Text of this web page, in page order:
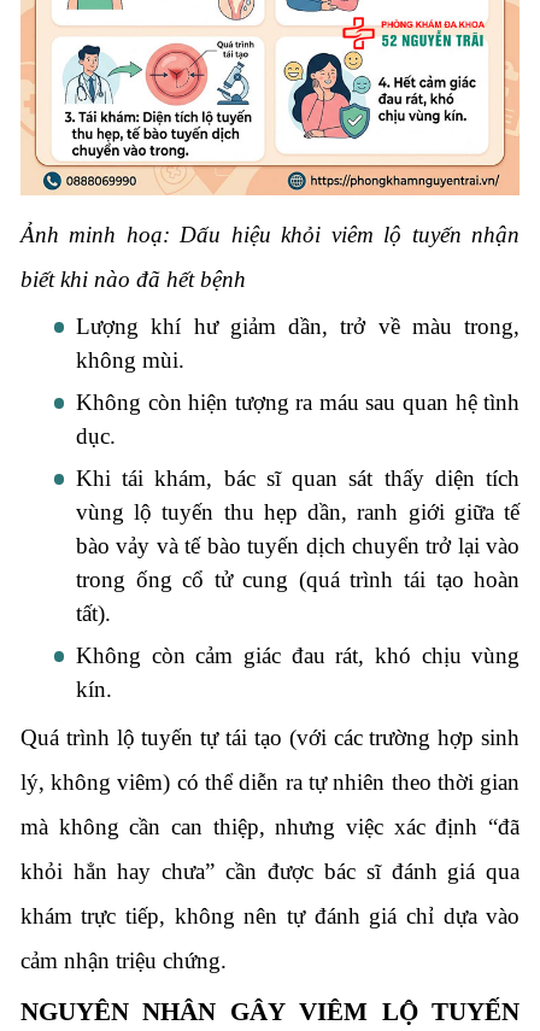
Ảnh minh hoạ: Dấu hiệu khỏi viêm lộ tuyến nhận
biết khi nào đã hết bệnh
Lượng khí hư giảm dần, trở về màu trong,
không mùi.
Không còn hiện tượng ra máu sau quan hệ tình
dục.
Khi tái khám, bác sĩ quan sát thấy diện tích
vùng lộ tuyến thu hẹp dần, ranh giới giữa tế
bào vảy và tế bào tuyến dịch chuyển trở lại vào
trong ống cổ tử cung (quá trình tái tạo hoàn
tất).
Không còn cảm giác đau rát, khó chịu vùng
kín.
Quá trình lộ tuyến tự tái tạo (với các trường hợp sinh
lý, không viêm) có thể diễn ra tự nhiên theo thời gian
mà không cần can thiệp, nhưng việc xác định “đã
khỏi hẳn hay chưa” cần được bác sĩ đánh giá qua
khám trực tiếp, không nên tự đánh giá chỉ dựa vào
cảm nhận triệu chứng.
NGUYÊN NHÂN GÂY VIÊM LỘ TUYẾN